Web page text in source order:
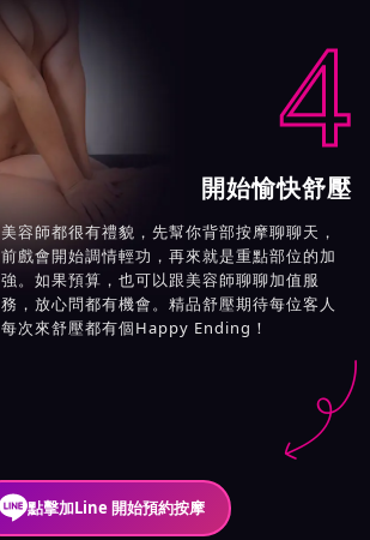
4
開始愉快舒壓
美容師都很有禮貌，先幫你背部按摩聊聊天，
前戲會開始調情輕功，再來就是重點部位的加
強。如果預算，也可以跟美容師聊聊加值服
務，放心問都有機會。精品舒壓期待每位客人
每次來舒壓都有個Happy Ending！
點擊加Line 開始預約按摩